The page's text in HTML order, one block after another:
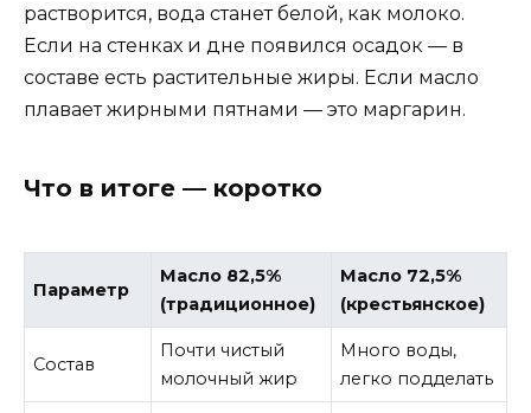
растворится, вода станет белой, как молоко.
Если на стенках и дне появился осадок — в
составе есть растительные жиры. Если масло
плавает жирными пятнами — это маргарин.
Что в итоге — коротко
Параметр
Масло 82,5%
(традиционное)
Масло 72,5%
(крестьянское)
Состав
Почти чистый
молочный жир
Много воды,
легко подделать